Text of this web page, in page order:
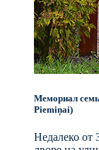
Мемориал
Piemiņai)
Недалеко от